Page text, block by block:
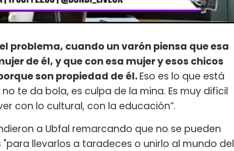
problema, cuando un varón piensa que esa
de él, y que con esa mujer y esos chicos
son propiedad de él.Eso es lo que está
te da bola, es culpa de la mina. Es muy difícil
con lo cultural, con la educación”.
a Ubfal remarcando que no se pueden
llevarlos a taradeces o unirlo al mundo del